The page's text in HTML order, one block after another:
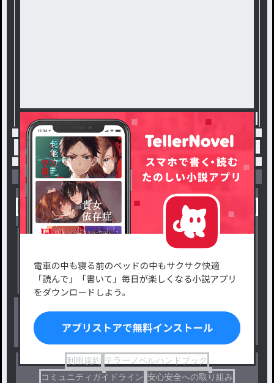
トップ 恋愛・ロマンス あくスバ / あくあくる〜
小説を探す
新着小説一覧
小説コンテスト応募・公募
出版・メディアミックス作品
ジャンルから探す
恋愛・ロマンス
ファンタジー・異世界・SF
ホラー・ミステリー
コメディ
利用規約 テラーノベルハンドブック
コミュニティガイドライン 安心安全への取り組み